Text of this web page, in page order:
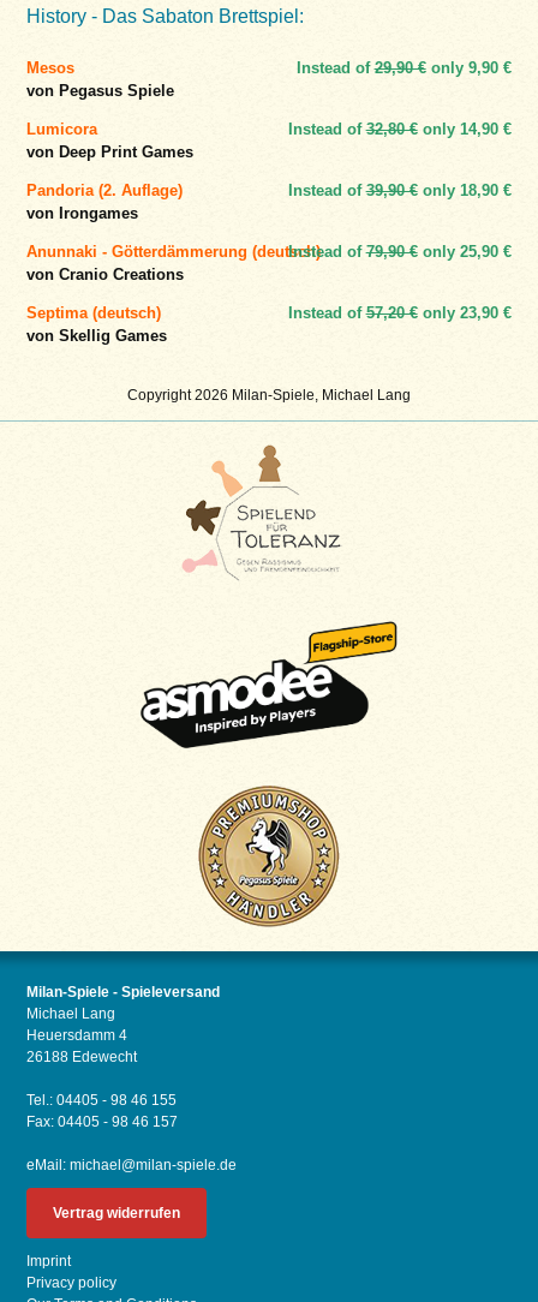
Copyright 2026 Milan-Spiele, Michael Lang
History - Das Sabaton Brettspiel:
Mesos
von Pegasus Spiele
Instead of29,90 €only 9,90 €
Lumicora
von Deep Print Games
Instead of32,80 €only 14,90 €
Pandoria (2. Auflage)
von Irongames
Instead of39,90 €only 18,90 €
Anunnaki - Götterdämmerung (deutsch)
von Cranio Creations
Instead of79,90 €only 25,90 €
Septima (deutsch)
von Skellig Games
Instead of57,20 €only 23,90 €
Milan-Spiele - Spieleversand
Michael Lang
Heuersdamm 4
26188 Edewecht
Tel.: 04405 - 98 46 155
Fax: 04405 - 98 46 157
eMail:michael@milan-spiele.de
Vertrag widerrufen
Imprint
Privacy policy